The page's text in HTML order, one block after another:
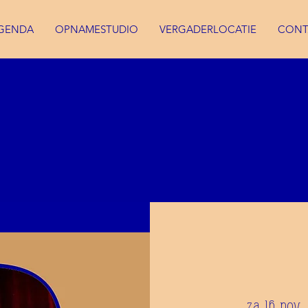
OPNAMESTUDIO VERGADERLOCATIE